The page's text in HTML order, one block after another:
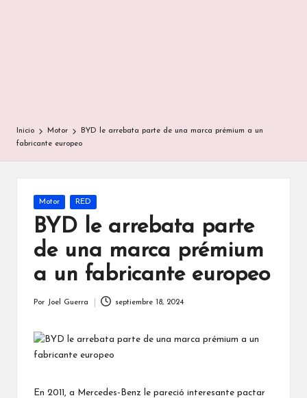
Inicio Motor
BYD le arrebata parte de una marca prémium a un
fabricante europeo
Publicada
en
Motor RED
BYD le arrebata parte
de una marca prémium
a un fabricante europeo
Por Joel Guerra septiembre 18, 2024
En 2011, a Mercedes-Benz le pareció interesante pactar